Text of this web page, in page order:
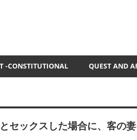
-CONSTITUTIONAL QUEST AND
ックスした場合に、客の